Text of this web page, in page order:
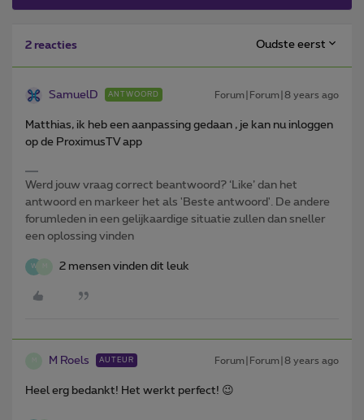
2 reacties Oudste eerst
SamuelD ANTWOORD Forum|Forum|8 years ago
Matthias, ik heb een aanpassing gedaan , je kan nu inloggen
op de ProximusTV app
Werd jouw vraag correct beantwoord? ‘Like’ dan het
antwoord en markeer het als 'Beste antwoord'. De andere
forumleden in een gelijkaardige situatie zullen dan sneller
een oplossing vinden
W 2 mensen vinden dit leuk
M Roels AUTEUR Forum|Forum|8 years ago
Heel erg bedankt! Het werkt perfect! 😉